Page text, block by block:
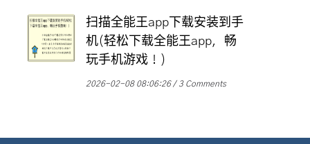
扫描全能王app下载安装到手
机(轻松下载全能王app，畅
玩手机游戏！)
2026-02-08 08:06:26 3 Comments